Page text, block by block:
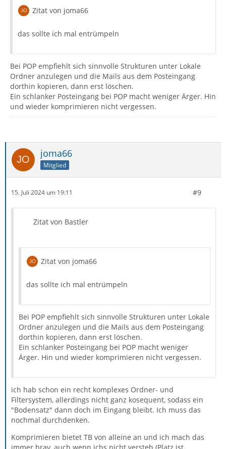
Zitat von joma66
das sollte ich mal entrümpeln
Bei POP empfiehlt sich sinnvolle Strukturen unter Lokale
Ordner anzulegen und die Mails aus dem Posteingang
dorthin kopieren, dann erst löschen.
Ein schlanker Posteingang bei POP macht weniger Ärger. Hin
und wieder komprimieren nicht vergessen.
joma66
Mitglied
15. Juli 2024 um 19:11 #9
Zitat von Bastler
Zitat von joma66
das sollte ich mal entrümpeln
Bei POP empfiehlt sich sinnvolle Strukturen unter Lokale
Ordner anzulegen und die Mails aus dem Posteingang
dorthin kopieren, dann erst löschen.
Ein schlanker Posteingang bei POP macht weniger
Ärger. Hin und wieder komprimieren nicht vergessen.
ich hab schon ein recht komplexes Ordner- und
Filtersystem, allerdings nicht ganz kosequent, sodass ein
"Bodensatz" dann doch im Eingang bleibt. Ich muss das
nochmal durchdenken.
Komprimieren bietet TB von alleine an und ich mach das